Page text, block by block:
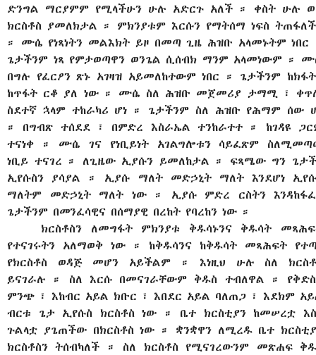
ድንግል ማርያምም የሚላችሁን ሁሉ አድርጉ አለች ። ቀስት ሁሉ
ክርስቶስ ያመለክታል ። ምክንያቱም እርሱን የማትሰማ ነፍስ
። ሙሴ የነጻነትን መልእክት ይዞ በመጣ ጊዜ ሕዝቡ አላመኑትም ነበር
ጌታችንም ነጻ የምታወጣዋን ወንጌል ሲሰብክ ማንም አላመነውም ።
በግሉ የፈርዖን ጽኑ አገዛዝ አይመለከተውም ነበር ። ጌታችንም
ከጥፋት ርቆ ያለ ነው ። ሙሴ ስለ ሕዝቡ መጀመሪያ ታማሚ ፣
ስደተኛ ኋላም ተከራካሪ ሆነ ። ጌታችንም ስለ ሕዝቡ የሕማም ሰው
። በግብጽ ተሰደደ ፣ በምድረ እስራኤል ተንከራተተ ። ከገዳዩ
ተናነቀ ። ሙሴ ገና የነቢይነት አገልግሎቱን ሳይፈጽም
ነቢይ ተናገረ ። ለጊዜው ኢያሱን ይመለከታል ። ፍጻሜው ግን
ኢየሱስን ያሳያል ። ኢያሱ ማለት መድኃኒት ማለት እንደሆነ
ማለትም መድኃኒት ማለት ነው ። ኢያሱ ምድረ ርስትን
ጌታችንም በመንፈሳዊና በሰማያዊ በረከት የባረከን ነው ።
ክርስቶስን ለመግፋት ምክንያቱ ቅዱሳኑንና ቅዱሳት
የተናገሩትን አለማወቅ ነው ። ከቅዱሳንና ከቅዱሳት መጻሕፍት
የክርስቶስ ወዳጅ መሆን አይችልም ። እነዚህ ሁሉ ስለ
ይናገራሉ ። ስለ እርሱ በመናገራቸውም ቅዱስ ተብለዋል ።
ምንጭ ፣ እከብር አይል ክቡር ፣ እበደር አይል ባለጠጋ ፣ እደክም
ብርቱ ጌታ ኢየሱስ ክርስቶስ ነው ። ቤተ ክርስቲያን ከመሠረቷ
ጉልላቷ ያጌጠችው በክርስቶስ ነው ። ቋንቋዋን ለሚረዱ ቤተ
ክርስቶስን ትሰብካለች ። ስለ ክርስቶስ የሚናገረውንም መጽሐፍ